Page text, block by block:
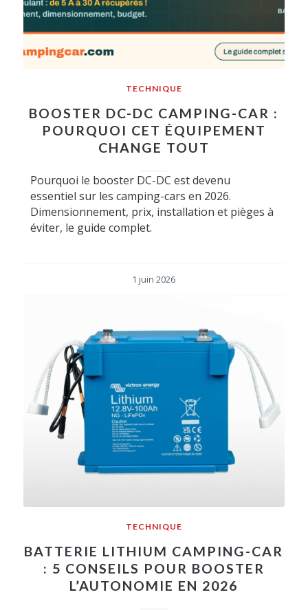
TECHNIQUE
BOOSTER DC-DC CAMPING-CAR :
POURQUOI CET ÉQUIPEMENT
CHANGE TOUT
Pourquoi le booster DC-DC est devenu
essentiel sur les camping-cars en 2026.
Dimensionnement, prix, installation et pièges à
éviter, le guide complet.
1 juin 2026
TECHNIQUE
BATTERIE LITHIUM CAMPING-CAR
: 5 CONSEILS POUR BOOSTER
L’AUTONOMIE EN 2026